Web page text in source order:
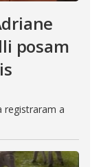
posam
registraram a